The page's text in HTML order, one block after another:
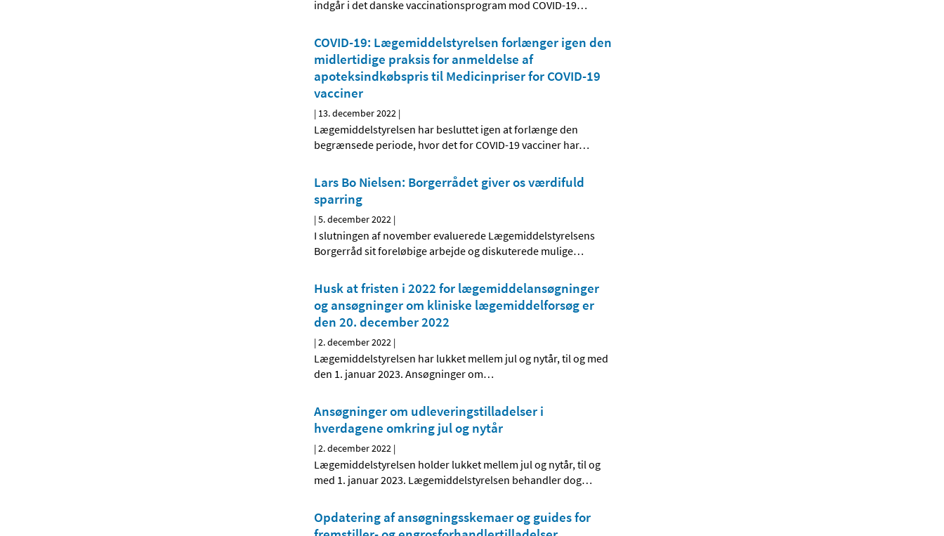
indgår i det danske vaccinationsprogram mod COVID-19…
COVID-19: Lægemiddelstyrelsen forlænger igen den
midlertidige praksis for anmeldelse af
apoteksindkøbspris til Medicinpriser for COVID-19
vacciner
| 13. december 2022 |
Lægemiddelstyrelsen har besluttet igen at forlænge den
begrænsede periode, hvor det for COVID-19 vacciner har…
Lars Bo Nielsen: Borgerrådet giver os værdifuld
sparring
|5. december 2022 |
I slutningen af november evaluerede Lægemiddelstyrelsens
Borgerråd sit foreløbige arbejde og diskuterede mulige…
Husk at fristen i 2022 for lægemiddelansøgninger
og ansøgninger om kliniske lægemiddelforsøg er
den 20. december 2022
|2. december 2022 |
Lægemiddelstyrelsen har lukket mellem jul og nytår, til og med
den 1. januar 2023. Ansøgninger om…
Ansøgninger om udleveringstilladelser i
hverdagene omkring jul og nytår
|2. december 2022 |
Lægemiddelstyrelsen holder lukket mellem jul og nytår, til og
med 1. januar 2023. Lægemiddelstyrelsen behandler dog…
Opdatering af ansøgningsskemaer og guides for